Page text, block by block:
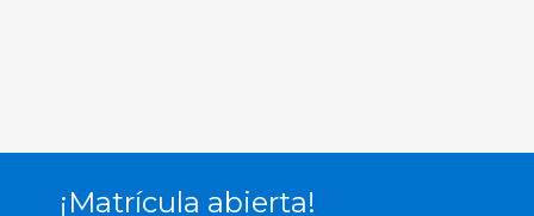
¡Matrícula abierta!